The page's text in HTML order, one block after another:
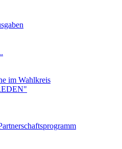
im Wahlkreis